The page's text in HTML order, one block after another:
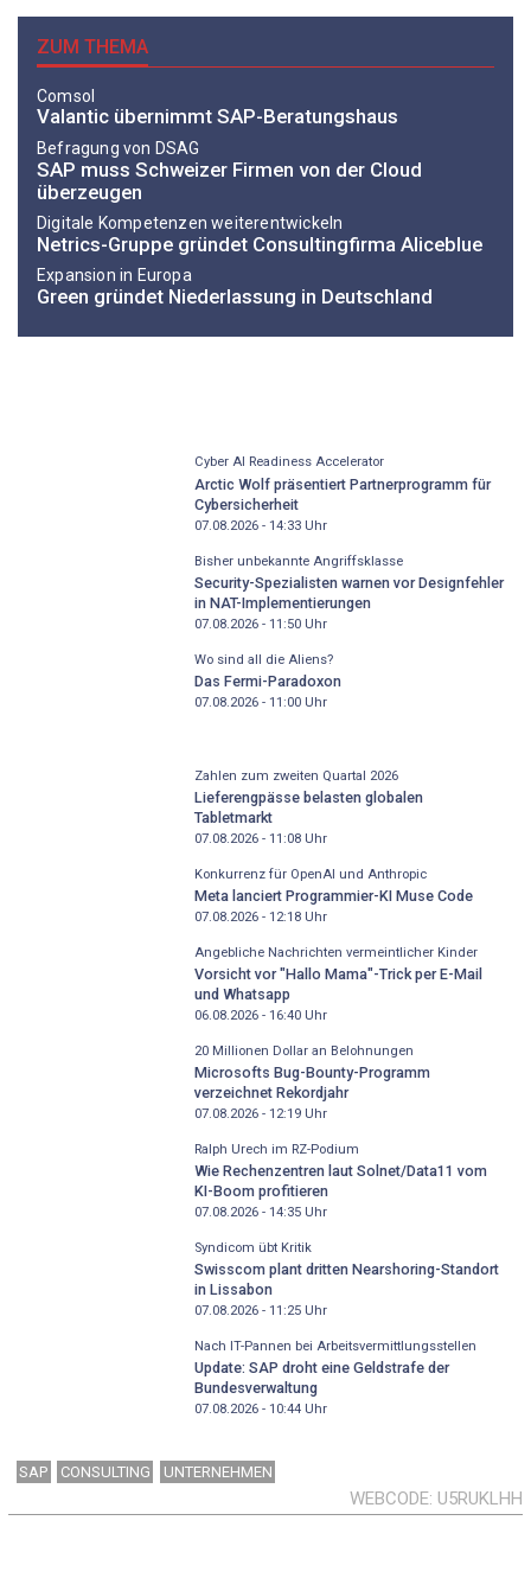
ZUM THEMA
Comsol
Valantic übernimmt SAP-Beratungshaus
Befragung von DSAG
SAP muss Schweizer Firmen von der Cloud
überzeugen
Digitale Kompetenzen weiterentwickeln
Netrics-Gruppe gründet Consultingfirma Aliceblue
Expansion in Europa
Green gründet Niederlassung in Deutschland
Cyber AI Readiness Accelerator
Arctic Wolf präsentiert Partnerprogramm für
Cybersicherheit
07.08.2026 - 14:33Uhr
Bisher unbekannte Angriffsklasse
Security-Spezialisten warnen vor Designfehler
in NAT-Implementierungen
07.08.2026 - 11:50Uhr
Wo sind all die Aliens?
Das Fermi-Paradoxon
07.08.2026 - 11:00Uhr
Zahlen zum zweiten Quartal 2026
Lieferengpässe belasten globalen
Tabletmarkt
07.08.2026 - 11:08Uhr
Konkurrenz für OpenAI und Anthropic
Meta lanciert Programmier-KI Muse Code
07.08.2026 - 12:18Uhr
Angebliche Nachrichten vermeintlicher Kinder
Vorsicht vor "Hallo Mama"-Trick per E-Mail
und Whatsapp
06.08.2026 - 16:40Uhr
20 Millionen Dollar an Belohnungen
Microsofts Bug-Bounty-Programm
verzeichnet Rekordjahr
07.08.2026 - 12:19Uhr
Ralph Urech im RZ-Podium
Wie Rechenzentren laut Solnet/Data11 vom
KI-Boom profitieren
07.08.2026 - 14:35Uhr
Syndicom übt Kritik
Swisscom plant dritten Nearshoring-Standort
in Lissabon
07.08.2026 - 11:25Uhr
Nach IT-Pannen bei Arbeitsvermittlungsstellen
Update: SAP droht eine Geldstrafe der
Bundesverwaltung
07.08.2026 - 10:44Uhr
SAP CONSULTING UNTERNEHMEN
WEBCODE U5RUKLHH